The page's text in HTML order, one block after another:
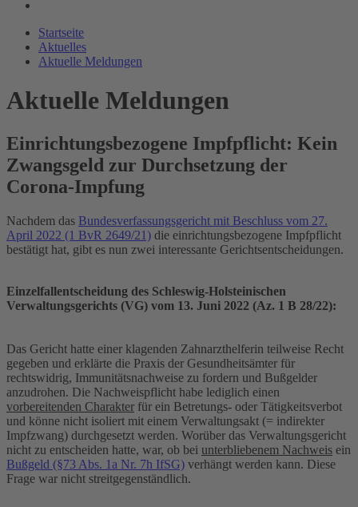
Startseite
Aktuelles
Aktuelle Meldungen
Aktuelle Meldungen
Einrichtungsbezogene Impfpflicht: Kein
Zwangsgeld zur Durchsetzung der
Corona-Impfung
Nachdem das Bundesverfassungsgericht mit Beschluss vom 27.
April 2022 (1 BvR 2649/21) die einrichtungsbezogene Impfpflicht
bestätigt hat, gibt es nun zwei interessante Gerichtsentscheidungen.
Einzelfallentscheidung des Schleswig-Holsteinischen
Verwaltungsgerichts (VG) vom 13. Juni 2022 (Az. 1 B 28/22):
Das Gericht hatte einer klagenden Zahnarzthelferin teilweise Recht
gegeben und erklärte die Praxis der Gesundheitsämter für
rechtswidrig, Immunitätsnachweise zu fordern und Bußgelder
anzudrohen. Die Nachweispflicht habe lediglich einen
vorbereitenden Charakter für ein Betretungs- oder Tätigkeitsverbot
und könne nicht isoliert mit einem Verwaltungsakt (= indirekter
Impfzwang) durchgesetzt werden. Worüber das Verwaltungsgericht
nicht zu entscheiden hatte, war, ob bei unterbliebenem Nachweis ein
Bußgeld (§73 Abs. 1a Nr. 7h IfSG) verhängt werden kann. Diese
Frage war nicht streitgegenständlich.